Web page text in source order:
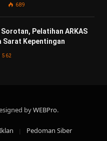
689
Sorotan, Pelatihan ARKAS
Sarat Kepentingan
562
byWEBPro.
Pedoman Siber